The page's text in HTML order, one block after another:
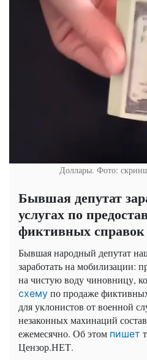
Доллары. Фото:
Бывшая депутат
услугах по
фиктивных справок
Бывшая народный депутат
заработать на мобилизации:
на чистую воду чиновницу,
схему по продаже
для уклонистов от военной
незаконных махинаций
ежемесячно. Об этом пишет
Цензор.НЕТ.